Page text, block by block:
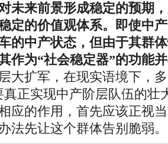
未来前景形成稳定的预期
定的价值观体系。即使中
的中产状态，但由于其群
作为“社会稳定器”的功能
扩军，在现实语境下，多
真正实现中产阶层队伍的壮
应的作用，首先应该正视
法先让这个群体告别脆弱。